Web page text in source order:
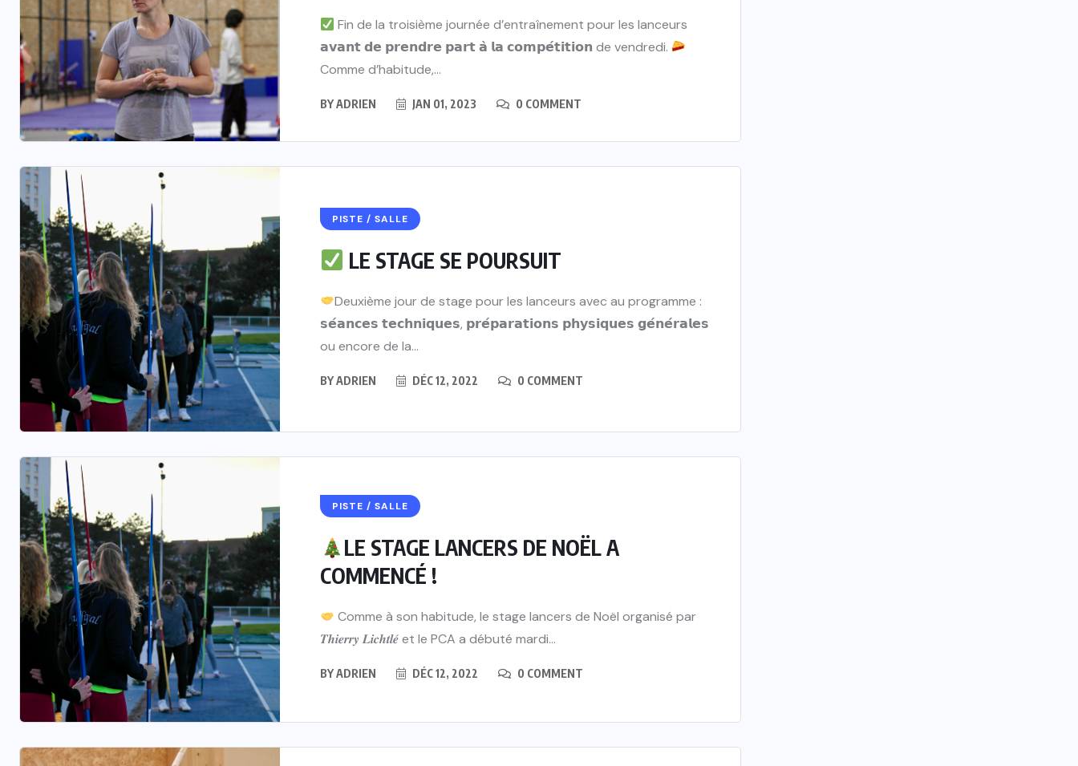
Fin de la troisième journée d’entraînement pour les lanceurs
𝗮𝘃𝗮𝗻𝘁 𝗱𝗲 𝗽𝗿𝗲𝗻𝗱𝗿𝗲 𝗽𝗮𝗿𝘁 𝗮̀ 𝗹𝗮 𝗰𝗼𝗺𝗽𝗲́𝘁𝗶𝘁𝗶𝗼𝗻 de vendredi.
Comme d’habitude,...
BYADRIEN JAN 01, 2023 0 COMMENT
PISTE / SALLE
LE STAGE SE POURSUIT
Deuxième jour de stage pour les lanceurs avec au programme :
𝘀𝗲́𝗮𝗻𝗰𝗲𝘀 𝘁𝗲𝗰𝗵𝗻𝗶𝗾𝘂𝗲𝘀, 𝗽𝗿𝗲́𝗽𝗮𝗿𝗮𝘁𝗶𝗼𝗻𝘀 𝗽𝗵𝘆𝘀𝗶𝗾𝘂𝗲𝘀 𝗴𝗲́𝗻𝗲́𝗿𝗮𝗹𝗲𝘀
ou encore de la...
BYADRIEN DÉC 12, 2022 0 COMMENT
PISTE / SALLE
LE STAGE LANCERS DE NOËL A
COMMENCÉ !
Comme à son habitude, le stage lancers de Noël organisé par
𝑻𝒉𝒊𝒆𝒓𝒓𝒚 𝑳𝒊𝒄𝒉𝒕𝒍𝒆́ et le PCA a débuté mardi...
BYADRIEN DÉC 12, 2022 0 COMMENT